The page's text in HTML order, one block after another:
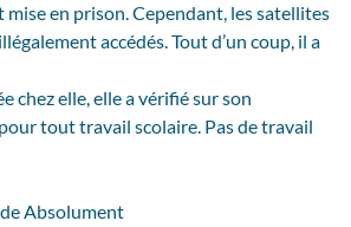
mise en prison. Cependant, les satellites
accédés. Tout d’un coup, il a
chez elle, elle a vérifié sur son
tout travail scolaire. Pas de travail
Absolument